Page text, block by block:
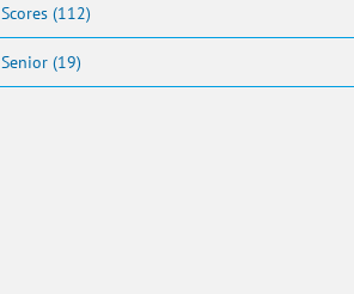
Scores (112)
Senior (19)